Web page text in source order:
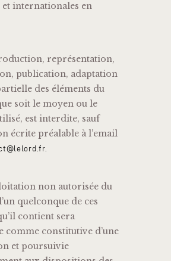
et internationales en
représentation,
publication, adaptation
des éléments du
soit le moyen ou le
est interdite, sauf
écrite préalable à l’email
non autorisée du
quelconque de ces
contient sera
comme constitutive d’une
et poursuivie